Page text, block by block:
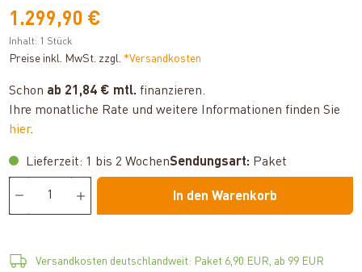
1.299,90 €
Inhalt: 1 Stück
Preise inkl. MwSt. zzgl. *Versandkosten
Schon ab 21,84 € mtl. finanzieren.
Ihre monatliche Rate und weitere Informationen finden Sie
hier.
Lieferzeit: 1 bis 2 WochenSendungsart: Paket
In den Warenkorb
Versandkosten deutschlandweit: Paket 6,90 EUR, ab 99 EUR